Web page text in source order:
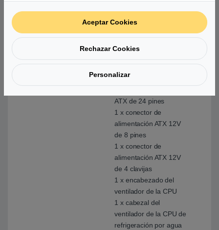
puertos disponibles a
internos)
Conectores internos
1 conector de
ATX de 24 pines
1 x conector de
alimentación ATX 12V
de 8 pines
1 x conector de
alimentación ATX 12V
de 4 clavijas
1 x encabezado del
ventilador de la CPU
1 x cabezal del
ventilador de la CPU de
refrigeración por agua
Aceptar Cookies
Rechazar Cookies
Personalizar